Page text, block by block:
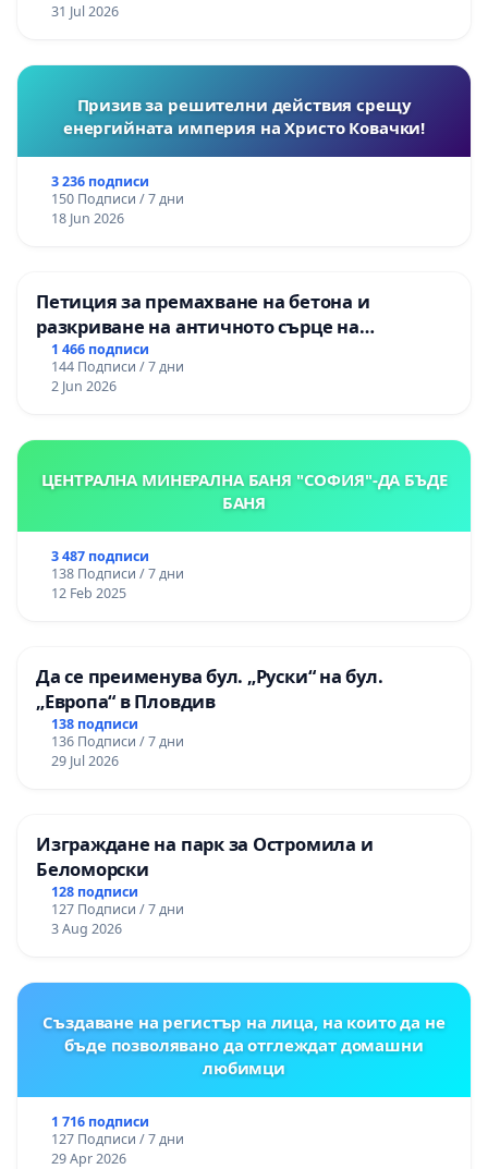
31 Jul 2026
Призив за решителни действия срещу
енергийната империя на Христо Ковачки!
3 236 подписи
150 Подписи / 7 дни
18 Jun 2026
Петиция за премахване на бетона и
разкриване на античното сърце на
Могиланската могила във Враца
1 466 подписи
144 Подписи / 7 дни
2 Jun 2026
ЦЕНТРАЛНА МИНЕРАЛНА БАНЯ "СОФИЯ"-ДА БЪДЕ
БАНЯ
3 487 подписи
138 Подписи / 7 дни
12 Feb 2025
Да се преименува бул. „Руски“ на бул.
„Европа“ в Пловдив
138 подписи
136 Подписи / 7 дни
29 Jul 2026
Изграждане на парк за Остромила и
Беломорски
128 подписи
127 Подписи / 7 дни
3 Aug 2026
Създаване на регистър на лица, на които да не
бъде позволявано да отглеждат домашни
любимци
1 716 подписи
127 Подписи / 7 дни
29 Apr 2026